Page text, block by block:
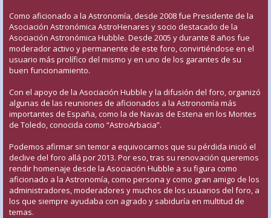
Como aficionado a la Astronomía, desde 2008 fue Presidente de la
Asociación Astronómica AstroHenares y socio destacado de la
Asociación Astronómica Hubble. Desde 2005 y durante 8 años fue
moderador activo y permanente de este foro, convirtiéndose en el
usuario más prolífico del mismo y en uno de los garantes de su
buen funcionamiento.
Con el apoyo de la Asociación Hubble y la difusión del foro, organizó
algunas de las reuniones de aficionados a la Astronomía más
importantes de España, como la de Navas de Estena en los Montes
de Toledo, conocida como “AstroArbacia”.
Podemos afirmar sin temor a equivocarnos que su pérdida inició el
declive del foro allá por 2013. Por eso, tras su renovación queremos
rendir homenaje desde la Asociación Hubble a su figura como
aficionado a la Astronomía, como persona y como gran amigo de los
administradores, moderadores y muchos de los usuarios del foro, a
los que siempre ayudaba con agrado y sabiduría en multitud de
temas.